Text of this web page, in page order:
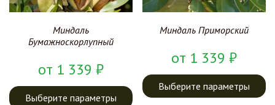
Миндаль
Бумажноскорлупный
от 1 339 ₽
Выберите параметры
Миндаль Приморский
от 1 339₽
Выберите параметры